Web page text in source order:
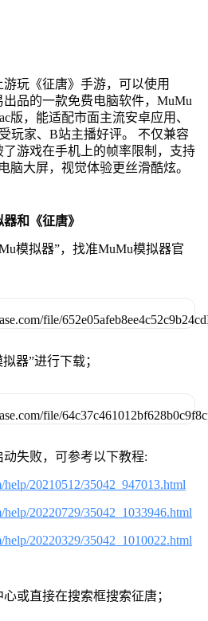
玩《征唐》手游，可以使用
品的一款免费电脑软件，MuMu
版，能适配市面主流安卓应用、
玩家、B站主播好评。 不仅兼容
游戏在手机上的帧率限制，支持
脑大屏，视觉体验更丝滑酷炫。
和《征唐》
模拟器”，找准MuMu模拟器官
器”进行下载；
失败，可参考以下教程:
help/20210512/35042_947013.html
help/20220729/35042_1033946.html
help/20220329/35042_1010022.html
或直接在搜索框搜索征唐；